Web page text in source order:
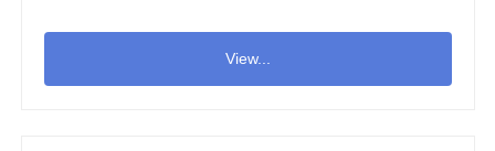
View...